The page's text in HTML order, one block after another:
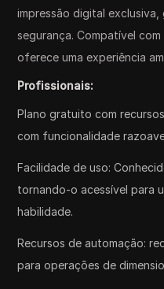
impressão digital
segurança. Compatível
oferece uma experiência
Profissionais:
Plano gratuito com
com funcionalidade
Facilidade de uso:
tornando-o acessível para
habilidade.
Recursos de automação:
para operações de